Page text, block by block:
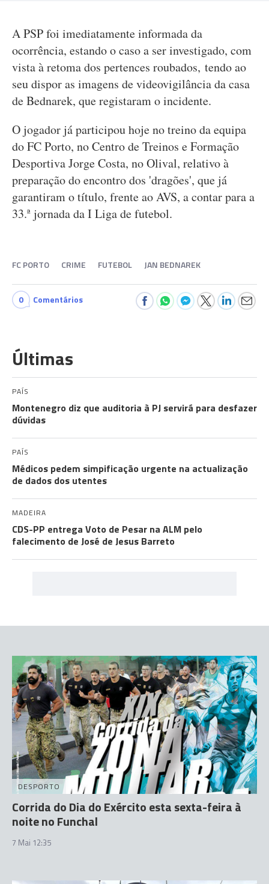
A PSP foi imediatamente informada da
ocorrência, estando o caso a ser investigado, com
vista à retoma dos pertences roubados, tendo ao
seu dispor as imagens de videovigilância da casa
de Bednarek, que registaram o incidente.
O jogador já participou hoje no treino da equipa
do FC Porto, no Centro de Treinos e Formação
Desportiva Jorge Costa, no Olival, relativo à
preparação do encontro dos 'dragões', que já
garantiram o título, frente ao AVS, a contar para a
33.ª jornada da I Liga de futebol.
FC PORTO CRIME FUTEBOL JAN BEDNAREK
0 Comentários
Últimas
PAÍS
Montenegro diz que auditoria à PJ servirá para desfazer
dúvidas
PAÍS
Médicos pedem simpificação urgente na actualização
de dados dos utentes
MADEIRA
CDS-PP entrega Voto de Pesar na ALM pelo
falecimento de José de Jesus Barreto
DESPORTO
Corrida do Dia do Exército esta sexta-feira à
noite no Funchal
7 Mai 12:35